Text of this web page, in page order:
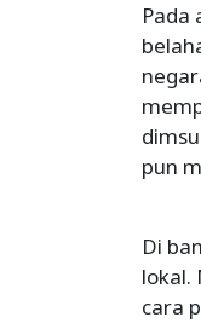
Pada
pun
Di
lokal.
cara